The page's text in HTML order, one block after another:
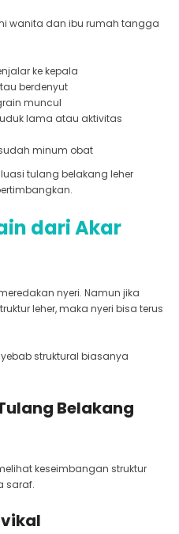
wanita dan ibu rumah tangga
ke kepala
berdenyut
muncul
lama atau aktivitas
minum obat
tulang belakang leher
dari Akar
nyeri. Namun jika
leher, maka nyeri bisa terus
struktural biasanya
Belakang
keseimbangan struktur
saraf.